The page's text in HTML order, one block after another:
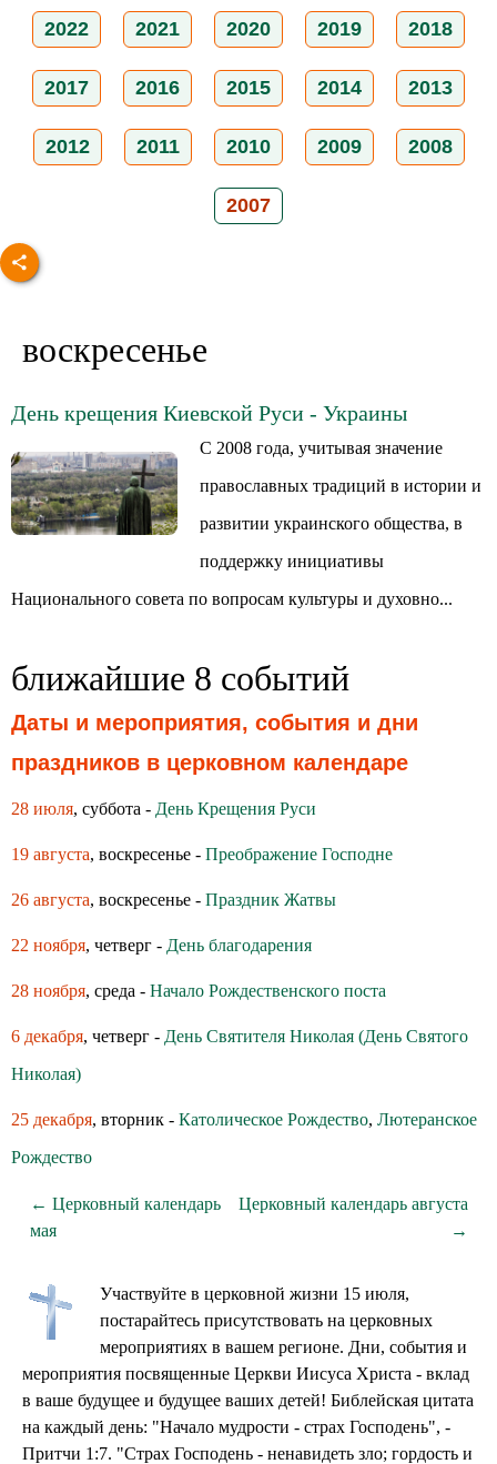
2022 2021 2020 2019 2018
2017 2016 2015 2014 2013
2012 2011 2010 2009 2008
2007
воскресенье
День крещения Киевской Руси - Украины
С 2008 года, учитывая значение
православных традиций в истории и
развитии украинского общества, в
поддержку инициативы
Национального совета по вопросам культуры и духовно...
ближайшие 8 событий
Даты и мероприятия, события и дни
праздников в церковном календаре
28 июля, суббота - День Крещения Руси
19 августа, воскресенье - Преображение Господне
26 августа, воскресенье - Праздник Жатвы
22 ноября, четверг - День благодарения
28 ноября, среда - Начало Рождественского поста
6 декабря, четверг - День Святителя Николая (День Святого
Николая)
25 декабря, вторник - Католическое Рождество, Лютеранское
Рождество
← Церковный календарь
мая
Церковный календарь августа
→
Участвуйте в церковной жизни 15 июля,
постарайтесь присутствовать на церковных
мероприятиях в вашем регионе. Дни, события и
мероприятия посвященные Церкви Иисуса Христа - вклад
в ваше будущее и будущее ваших детей! Библейская цитата
на каждый день: "Начало мудрости - страх Господень", -
Притчи 1:7. "Страх Господень - ненавидеть зло; гордость и